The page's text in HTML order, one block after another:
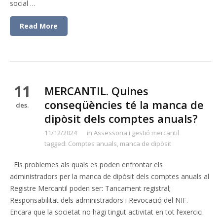
social …
Read More
11
des.
MERCANTIL. Quines
conseqüències té la manca de
dipòsit dels comptes anuals?
11/12/2024 in Assessoria i gestió mercantil
tagged: Comptes anuals, manca de dipòsit
Els problemes als quals es poden enfrontar els
administradors per la manca de dipòsit dels comptes anuals al
Registre Mercantil poden ser: Tancament registral;
Responsabilitat dels administradors i Revocació del NIF.
Encara que la societat no hagi tingut activitat en tot l’exercici